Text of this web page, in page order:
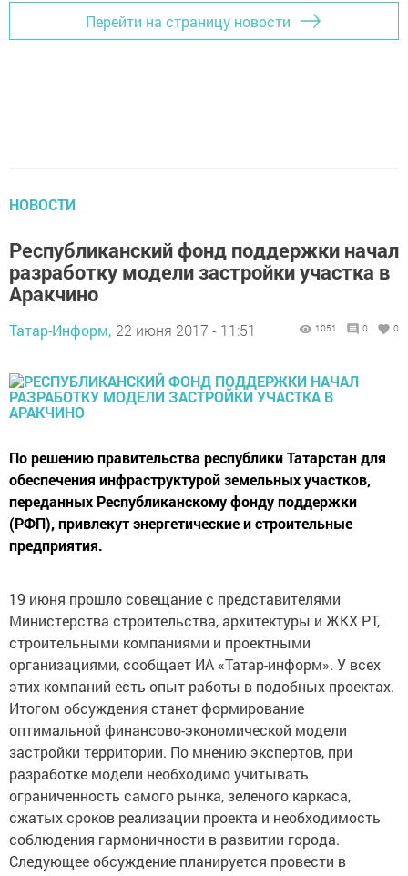
Перейти на страницу новости
НОВОСТИ
Республиканский фонд поддержки начал
разработку модели застройки участка в
Аракчино
Татар-Информ, 22 июня 2017 - 11:51 1051 0 0
По решению правительства республики Татарстан для
обеспечения инфраструктурой земельных участков,
переданных Республиканскому фонду поддержки
(РФП), привлекут энергетические и строительные
предприятия.
19 июня прошло совещание с представителями
Министерства строительства, архитектуры и ЖКХ РТ,
строительными компаниями и проектными
организациями, сообщает ИА «Татар-информ». У всех
этих компаний есть опыт работы в подобных проектах.
Итогом обсуждения станет формирование
оптимальной финансово-экономической модели
застройки территории. По мнению экспертов, при
разработке модели необходимо учитывать
ограниченность самого рынка, зеленого каркаса,
сжатых сроков реализации проекта и необходимость
соблюдения гармоничности в развитии города.
Следующее обсуждение планируется провести в